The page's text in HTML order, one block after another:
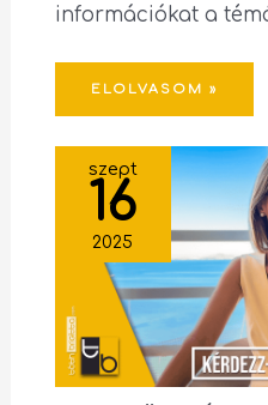
információkat a
ELOLVASOM »
szept
16
2025